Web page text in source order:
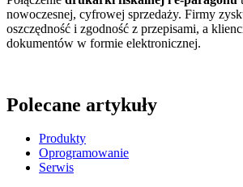
nowoczesnej, cyfrowej sprzedaży. Firmy
oszczędność i zgodność z przepisami, a
dokumentów w formie elektronicznej.
Polecane artykuły
Produkty
Oprogramowanie
Serwis